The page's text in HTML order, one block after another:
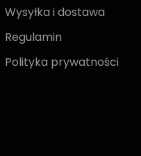
Wysyłka i dostawa
Regulamin
Polityka prywatności